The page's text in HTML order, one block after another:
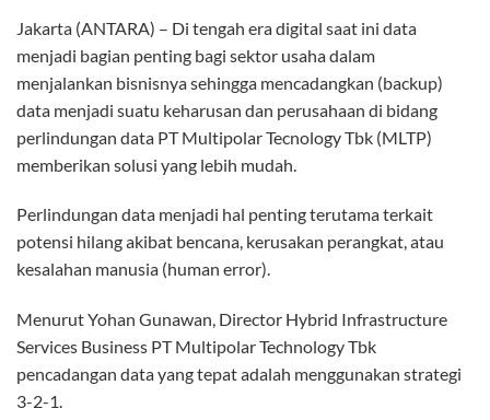
Jakarta (ANTARA) – Di tengah era digital saat ini data
menjadi bagian penting bagi sektor usaha dalam
menjalankan bisnisnya sehingga mencadangkan (backup)
data menjadi suatu keharusan dan perusahaan di bidang
perlindungan data PT Multipolar Tecnology Tbk (MLTP)
memberikan solusi yang lebih mudah.
Perlindungan data menjadi hal penting terutama terkait
potensi hilang akibat bencana, kerusakan perangkat, atau
kesalahan manusia (human error).
Menurut Yohan Gunawan, Director Hybrid Infrastructure
Services Business PT Multipolar Technology Tbk
pencadangan data yang tepat adalah menggunakan strategi
3-2-1.